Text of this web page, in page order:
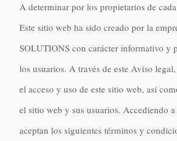
A determinar por los propietarios de
Este sitio web ha sido creado por la
SOLUTIONS con carácter informativo y
los usuarios. A través de este Aviso
el acceso y uso de este sitio web, así
el sitio web y sus usuarios. Accediendo a
aceptan los siguientes términos y